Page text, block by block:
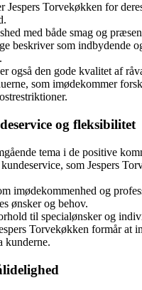
Jespers Torvekøkken for
med både smag og
beskriver som indbydende
også den gode kvalitet af
som imødekommer
og fleksibilitet
tema i de positive
som Jespers
imødekommenhed og
ønsker og behov.
til specialønsker og
Torvekøkken formår at
kunderne.